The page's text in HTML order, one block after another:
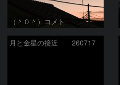
（＾０＾）コメト
月と金星の接近 260717